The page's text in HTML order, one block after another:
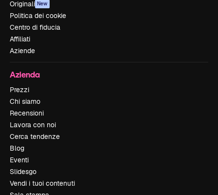
Originali New
Politica dei cookie
Centro di fiducia
Affiliati
Aziende
Azienda
Prezzi
Chi siamo
Recensioni
Lavora con noi
Cerca tendenze
Blog
Eventi
Slidesgo
Vendi i tuoi contenuti